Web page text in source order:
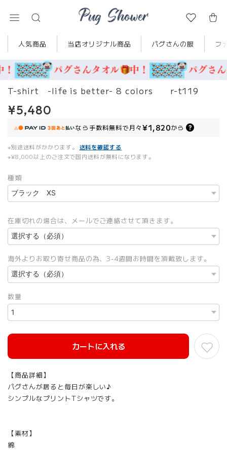
人気商品 当店オリジナル商品 パグさんの服 フ
T-shirt -life is better- 8 colors r-t119
¥5,480
なら 手数料無料で月々¥1,820から
※別途送料がかかります。
送料を確認する
※¥8,000以上のご注文で国内送料が無料になります。
種類
在庫切れの場合は、メールでご連絡させて頂きます。
海外よりお取り寄せ商品の為、3-4週間お時間を頂戴致します。
数量
カートに入れる
【商品詳細】
パグさんが居ると毎日が楽しい♪
シンプルなプリントTシャツです。
【素材】
綿